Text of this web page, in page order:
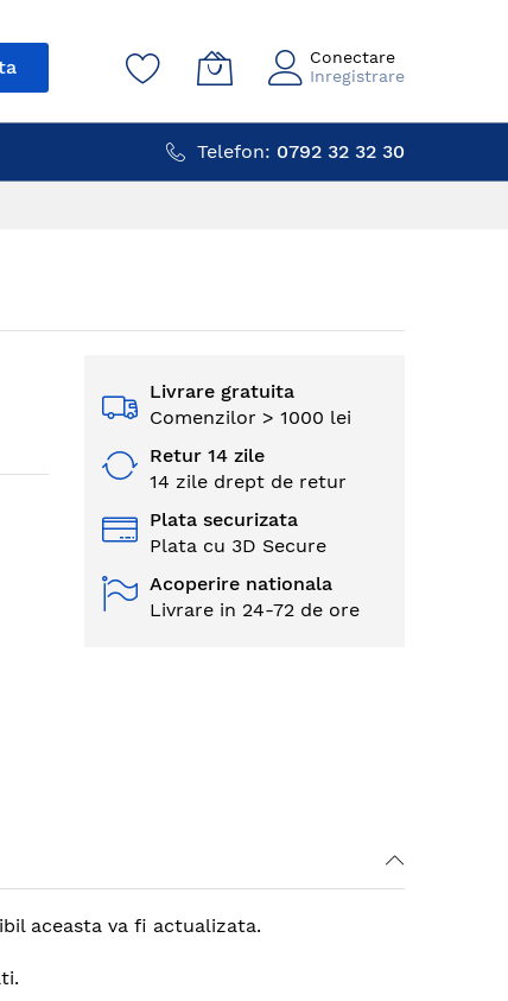
Conectare
Inregistrare
Telefon: 0792 32 32 30
Livrare gratuita
Comenzilor > 1000 lei
Retur 14 zile
14 zile drept de retur
Plata securizata
Plata cu 3D Secure
Acoperire nationala
Livrare in 24-72 de ore
aceasta va fi actualizata.